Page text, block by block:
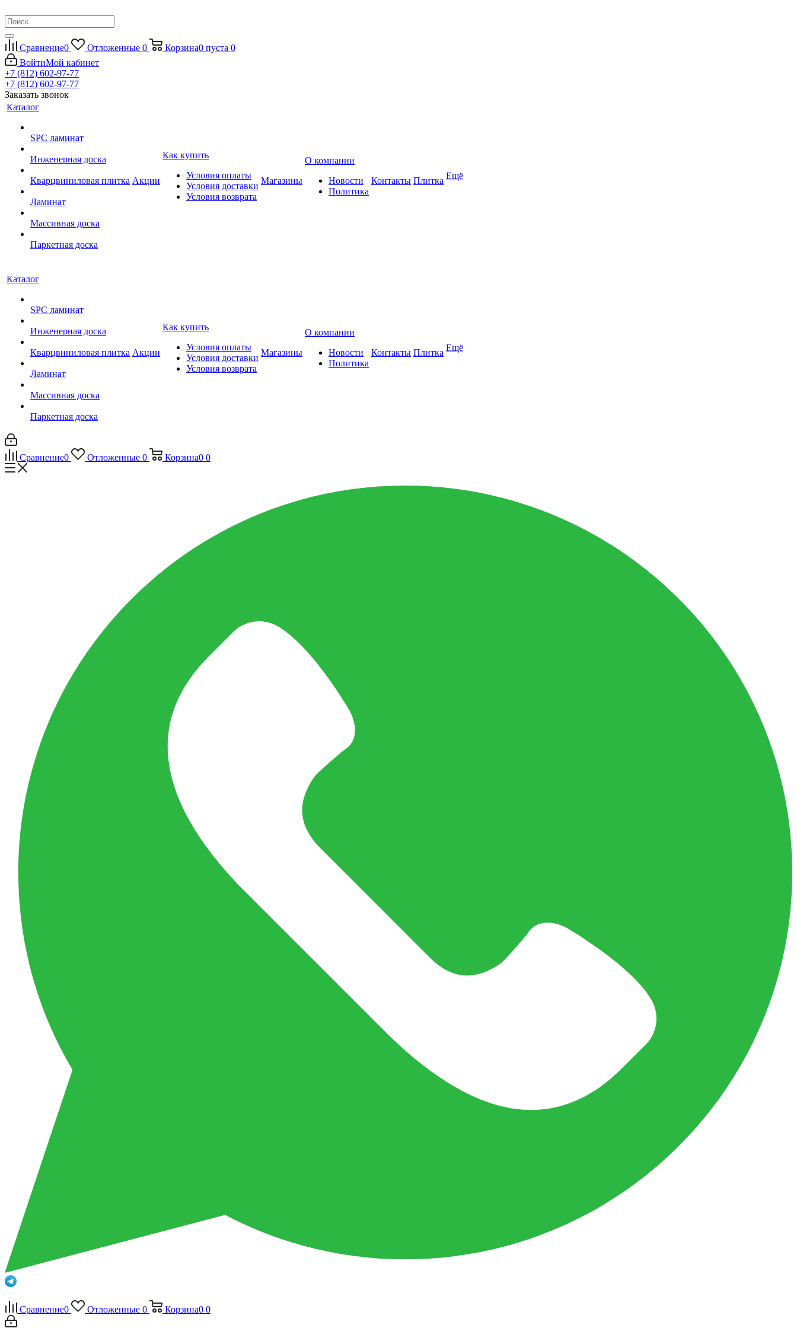
Сравнение0 Отложенные 0 Корзина0 пуста 0
ВойтиМой кабинет
+7 (812) 602-97-77
+7 (812) 602-97-77
Заказать звонок
Каталог
SPC ламинат
Инженерная доска
Кварцвиниловая плитка
Ламинат
Массивная доска
Паркетная доска
Акции
Как купить
Условия оплаты
Условия доставки
Условия возврата
Магазины
О компании
Новости
Политика
Контакты Плитка Ещё
Каталог
SPC ламинат
Инженерная доска
Кварцвиниловая плитка
Ламинат
Массивная доска
Паркетная доска
Акции
Как купить
Условия оплаты
Условия доставки
Условия возврата
Магазины
О компании
Новости
Политика
Контакты Плитка Ещё
Сравнение0 Отложенные 0 Корзина0 0
Сравнение0 Отложенные 0 Корзина0 0